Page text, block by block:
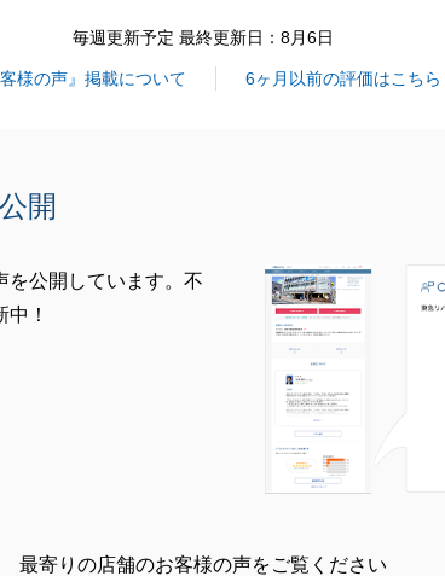
毎週更新予定 最終更新日：8月6日
客様の声』掲載について 6ヶ月以前の評価はこちら
開
を公開しています。不
！
最寄りの店舗のお客様の声をご覧ください